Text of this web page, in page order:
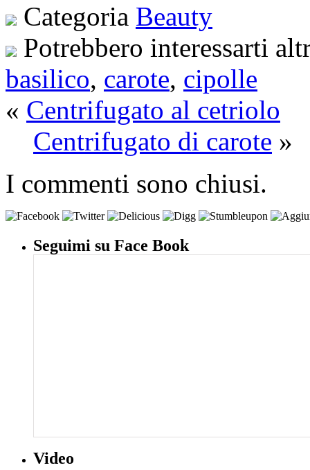
Categoria Beauty
Potrebbero interessarti
basilico, carote, cipolle
« Centrifugato al cetriolo
Centrifugato di carote »
I commenti sono chiusi.
Seguimi su Face Book
Video